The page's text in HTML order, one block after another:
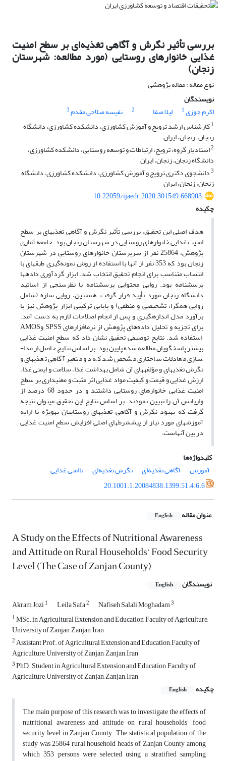
بررسی تأثیر نگرش و آگاهی تغذیه‌ای بر سطح امنیت
غذایی خانوارهای روستایی (مورد مطالعه: شهرستان
زنجان)
نوع مقاله : مقاله پژوهشی
نویسندگان
اکرم جوزی1 لیلا صفا 2 نفیسه صلاحی مقدم3
1کارشناس ارشد ترویج و آموزش کشاورزی، دانشکده کشاورزی، دانشگاه
زنجان، زنجان، ایران
2استادیار گروه، ترویج، ارتباطات و توسعه روستایی، دانشکده کشاورزی،
دانشگاه زنجان، زنجان، ایران
3دانشجوی دکتری ترویج و آموزش کشاورزی، دانشکده کشاورزی، دانشگاه
زنجان، زنجان، ایران
10.22059/ijaedr.2020.301549.668903
چکیده
هدف اصلی این تحقیق، بررسی تأثیر نگرش و آگاهی تغذیه­ای بر سطح
امنیت غذایی خانوارهای روستایی در شهرستان زنجان بود. جامعه آماری
پژوهش، 25864 نفر از سرپرستان خانوارهای روستایی در شهرستان
زنجان بود که 353 نفر از آنها با استفاده از روش نمونه‌گیری طبقه­ای با
انتساب متناسب برای انجام تحقیق انتخاب شد. ابزار گردآوری داده­ها
پرسشنامه بود. روایی محتوایی پرسشنامه با نظرسنجی از اساتید
دانشگاه زنجان مورد تأیید قرار گرفت. همچنین، روایی سازه (شامل
روایی همگرا، تشخیصی و منطقی) و پایایی ترکیبی ابزار پژوهش نیز با
برآورد مدل اندازه­گیری و پس از انجام اصلاحات لازم به دست آمد.
برای تجزیه و تحلیل داده‌های پژوهش از نرم­افزارهای SPSS وAMOS
استفاده شد. نتایج توصیفی تحقیق نشان داد که سطح امنیت غذایی
بیشتر پاسخگویان مطالعه شده پایین بود. بر اساس نتایج حاصل از مدل­
سازی معادلات ساختاری مشخص شد که دو متغیر آگاهی تغذیه­ای و
نگرش تغذیه­ای و مؤلفه­های آن شامل بهداشت غذا، سلامت و ایمنی غذا،
ارزش غذایی و قیمت و کیفیت مواد غذایی اثر مثبت و معنی­داری بر سطح
امنیت غذایی خانوارهای روستایی داشتند و در حدود 68 درصد از
واریانس آن را تبیین نمودند. بر اساس نتایج این تحقیق می­توان نتیجه
گرفت که بهبود نگرش و آگاهی تغذیه­ای روستاییان به­ویژه با ارایه
آموزش­های مورد نیاز از پیش­شرط­های اصلی افزایش سطح امنیت غذایی
در بین آنهاست.
کلیدواژه‌ها
آموزش
آگاهی تغذیه‌ای نگرش تغذیه‌ای
ناامنی غذایی
20.1001.1.20084838.1399.51.4.6.6
عنوان مقاله English
A Study on the Effects of Nutritional Awareness
and Attitude on Rural Households’ Food Security
Level (The Case of Zanjan County)
نویسندگان English
Akram Jozi1 Leila Safa2 Nafiseh Salali Moghadam3
1MSc. in Agricultural Extension and Education, Faculty of Agriculture,
University of Zanjan, Zanjan, Iran
2Assistant Prof. of Agricultural Extension and Education, Faculty of
Agriculture, University of Zanjan, Zanjan, Iran
3PhD. Student in Agricultural Extension and Education, Faculty of
Agriculture, University of Zanjan, Zanjan, Iran
چکیده
English
The main purpose of this research was to investigate the effects of
nutritional awareness and attitude on rural households’ food
security level in Zanjan County. The statistical population of the
study was 25864 rural household heads of Zanjan County among
which 353 persons were selected using a stratified sampling